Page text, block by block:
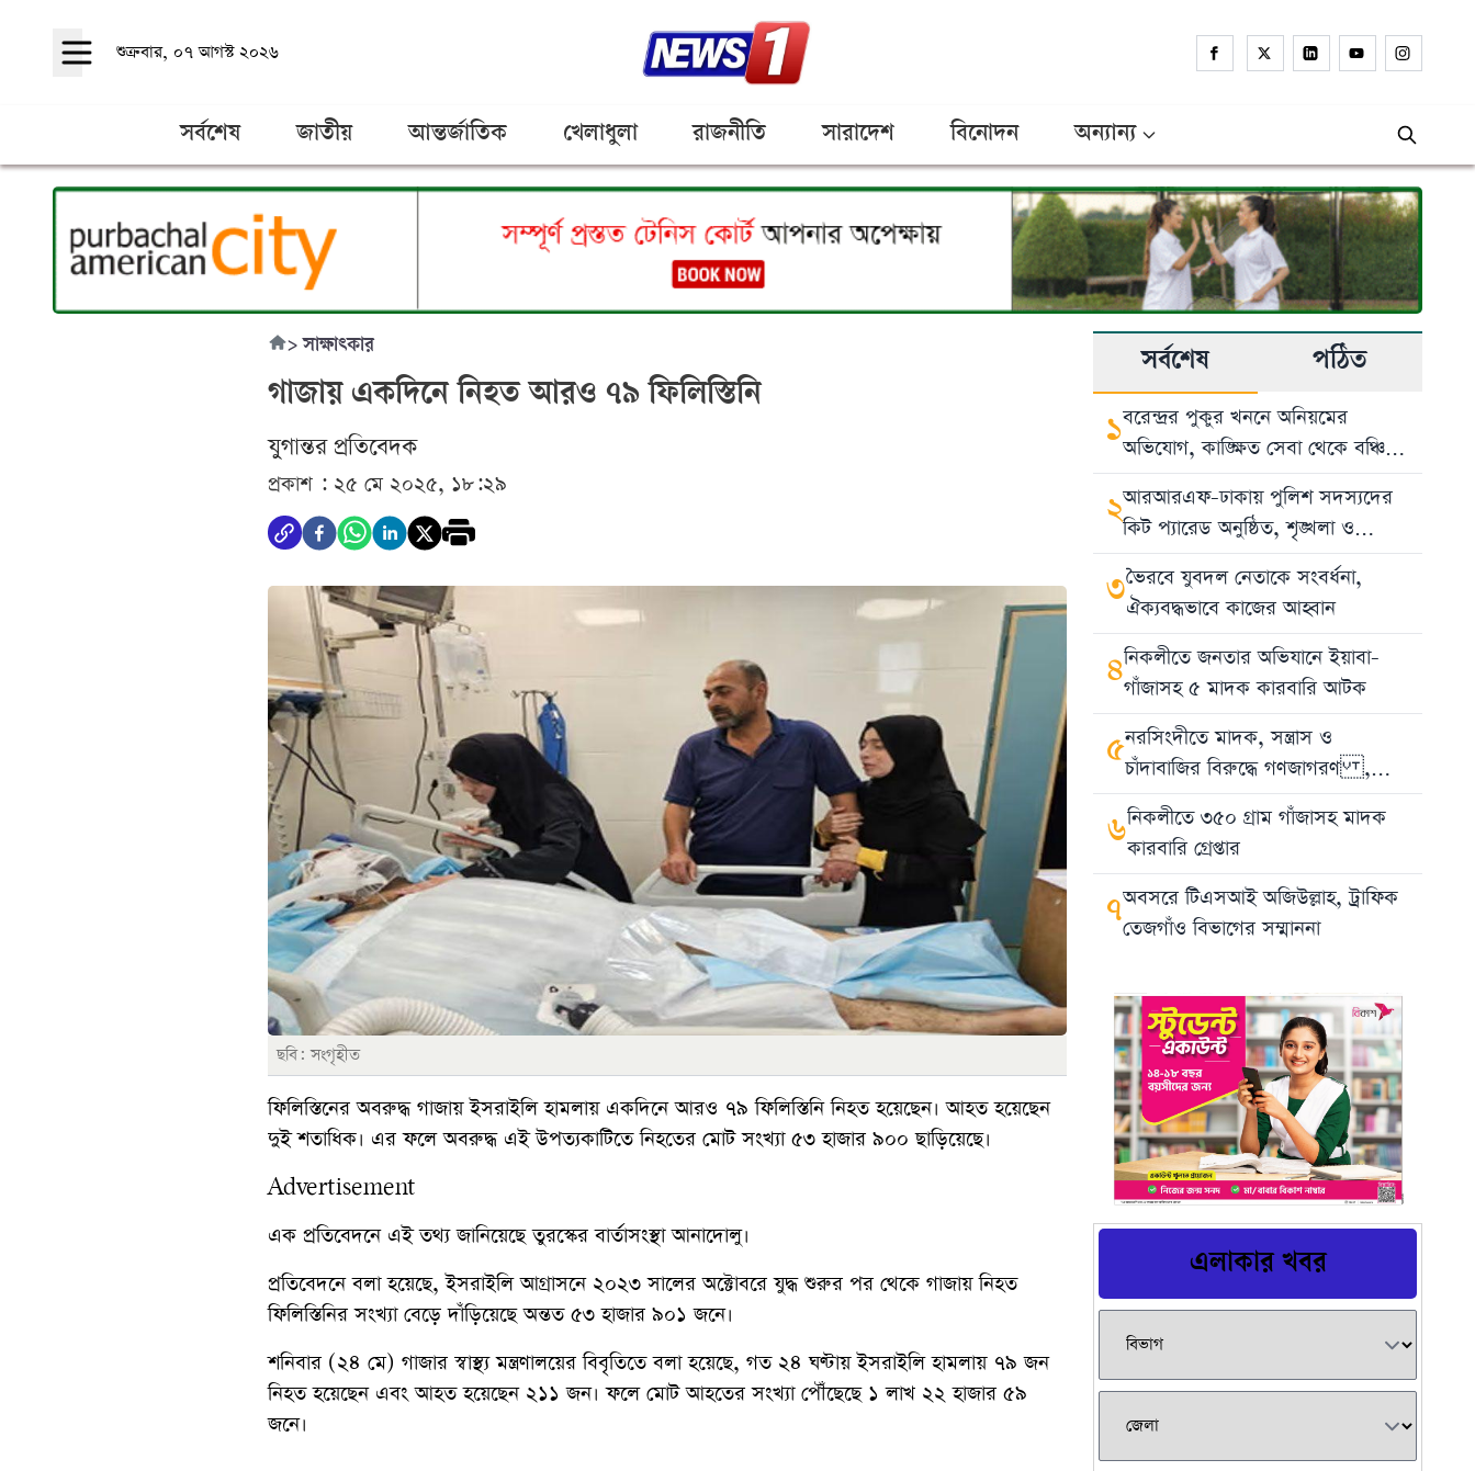
শুক্রবার, ০৭ আগস্ট ২০২৬
সর্বশেষ জাতীয় আন্তর্জাতিক খেলাধুলা রাজনীতি সারাদেশ বিনোদন অন্যান্য
>সাক্ষাৎকার
গাজায় একদিনে নিহত আরও ৭৯ ফিলিস্তিনি
যুগান্তর প্রতিবেদক
প্রকাশ : ২৫ মে ২০২৫, ১৮:২৯
ছবি: সংগৃহীত
ফিলিস্তিনের অবরুদ্ধ গাজায় ইসরাইলি হামলায় একদিনে আরও ৭৯ ফিলিস্তিনি নিহত হয়েছেন। আহত হয়েছেন
দুই শতাধিক। এর ফলে অবরুদ্ধ এই উপত্যকাটিতে নিহতের মোট সংখ্যা ৫৩ হাজার ৯০০ ছাড়িয়েছে।
Advertisement
এক প্রতিবেদনে এই তথ্য জানিয়েছে তুরস্কের বার্তাসংস্থা আনাদোলু।
প্রতিবেদনে বলা হয়েছে, ইসরাইলি আগ্রাসনে ২০২৩ সালের অক্টোবরে যুদ্ধ শুরুর পর থেকে গাজায় নিহত
ফিলিস্তিনির সংখ্যা বেড়ে দাঁড়িয়েছে অন্তত ৫৩ হাজার ৯০১ জনে।
শনিবার (২৪ মে) গাজার স্বাস্থ্য মন্ত্রণালয়ের বিবৃতিতে বলা হয়েছে, গত ২৪ ঘণ্টায় ইসরাইলি হামলায় ৭৯ জন
নিহত হয়েছেন এবং আহত হয়েছেন ২১১ জন। ফলে মোট আহতের সংখ্যা পৌঁছেছে ১ লাখ ২২ হাজার ৫৯
জনে।
সর্বশেষ পঠিত
১বরেন্দ্রর পুকুর খননে অনিয়মের
অভিযোগ, কাঙ্ক্ষিত সেবা থেকে বঞ্চিত
নাচোলের কৃষক
২আরআরএফ-ঢাকায় পুলিশ সদস্যদের
কিট প্যারেড অনুষ্ঠিত, শৃঙ্খলা ও
পেশাদারিত্ব বজায় রাখার নির্দেশ
৩ভৈরবে যুবদল নেতাকে সংবর্ধনা,
ঐক্যবদ্ধভাবে কাজের আহ্বান
৪নিকলীতে জনতার অভিযানে ইয়াবা-
গাঁজাসহ ৫ মাদক কারবারি আটক
৫নরসিংদীতে মাদক, সন্ত্রাস ও
চাঁদাবাজির বিরুদ্ধে গণজাগরণ ,
পুলিশ সুপারের হুঁশিয়ারি
৬নিকলীতে ৩৫০ গ্রাম গাঁজাসহ মাদক
কারবারি গ্রেপ্তার
৭অবসরে টিএসআই অজিউল্লাহ, ট্রাফিক
তেজগাঁও বিভাগের সম্মাননা
এলাকার খবর